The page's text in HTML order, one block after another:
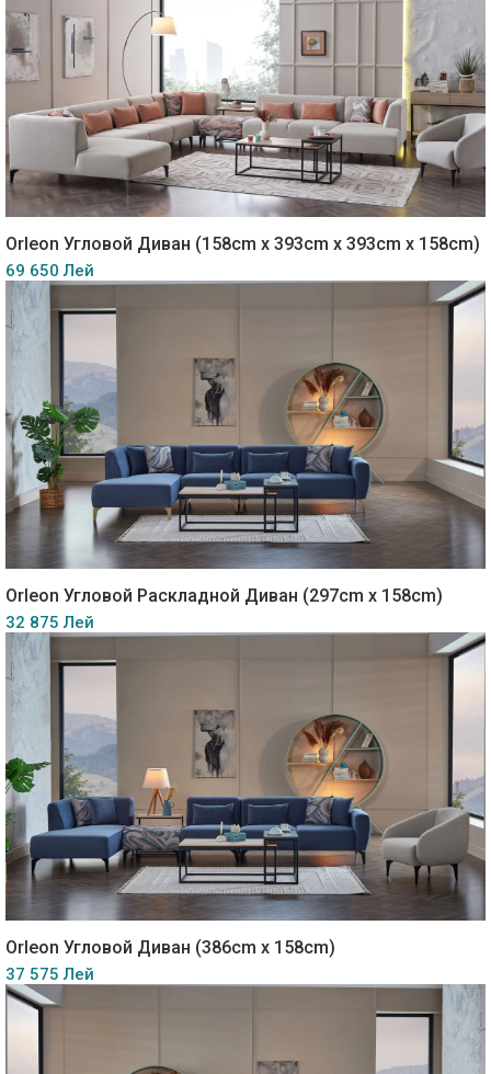
Orleon Угловой Диван (158cm x 393cm x 393cm x 158cm)
69 650 Лей
Orleon Угловой Раскладной Диван (297cm x 158cm)
32 875 Лей
Orleon Угловой Диван (386cm x 158cm)
37 575 Лей